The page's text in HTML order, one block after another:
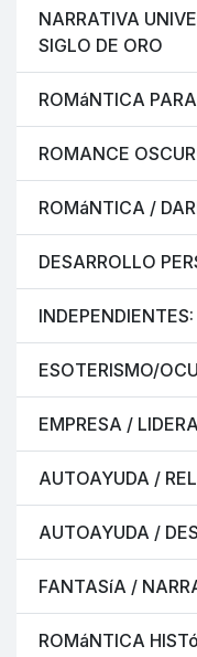
NARRATIVA
SIGLO DE ORO
ROMáNTICA
ROMANCE
ROMáNTICA /
DESARROLLO
ESOTERISMO/
EMPRESA /
AUTOAYUDA /
AUTOAYUDA /
FANTASíA /
ROMáNTICA